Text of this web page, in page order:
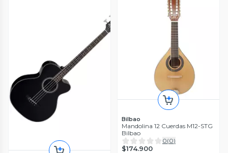
Bilbao
Mandolina 12 Cuerdas M12-STG
Bilbao
0(0)
$174.900